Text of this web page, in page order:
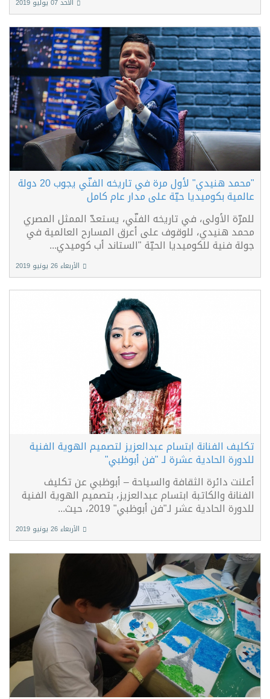
الأحد 07 يوليو 2019
"محمد هنيدي" لأول مرة في تاريخه الفنّي يجوب 20 دولة
عالمية بكوميديا حيّة على مدار عام كامل
للمرّة الأولى، في تاريخه الفنّي، يستعدّ الممثل المصري
محمد هنيدي، للوقوف على أعرق المسارح العالمية في
جولة فنية للكوميديا الحيّة "الستاند أب كوميدي...
الأربعاء 26 يونيو 2019
تكليف الفنانة ابتسام عبدالعزيز لتصميم الهوية الفنية
للدورة الحادية عشرة لـ "فن أبوظبي"
أعلنت دائرة الثقافة والسياحة – أبوظبي عن تكليف
الفنانة والكاتبة ابتسام عبدالعزيز، بتصميم الهوية الفنية
للدورة الحادية عشر لـ"فن أبوظبي" 2019، حيث...
الأربعاء 26 يونيو 2019